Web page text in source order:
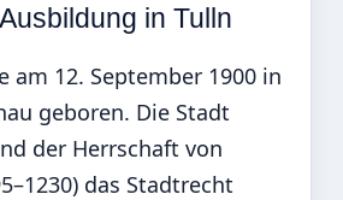
in Tulln
am 12. September 1900 in
geboren. Die Stadt
der Herrschaft von
das Stadtrecht